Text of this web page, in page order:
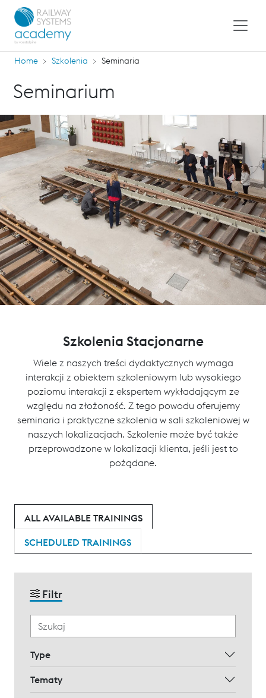
Home Szkolenia Seminaria
Seminarium
Szkolenia Stacjonarne
Wiele z naszych treści dydaktycznych wymaga
interakcji z obiektem szkoleniowym lub wysokiego
poziomu interakcji z ekspertem wykładającym ze
względu na złożoność. Z tego powodu oferujemy
seminaria i praktyczne szkolenia w sali szkoleniowej w
naszych lokalizacjach. Szkolenie może być także
przeprowadzone w lokalizacji klienta, jeśli jest to
pożądane.
ALL AVAILABLE TRAININGS
SCHEDULED TRAININGS
Filtr
Type
Tematy